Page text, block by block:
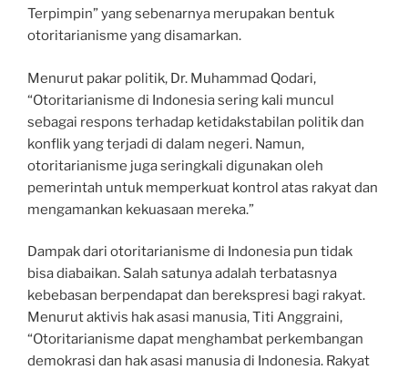
Terpimpin” yang sebenarnya merupakan bentuk
otoritarianisme yang disamarkan.
Menurut pakar politik, Dr. Muhammad Qodari,
“Otoritarianisme di Indonesia sering kali muncul
sebagai respons terhadap ketidakstabilan politik dan
konflik yang terjadi di dalam negeri. Namun,
otoritarianisme juga seringkali digunakan oleh
pemerintah untuk memperkuat kontrol atas rakyat dan
mengamankan kekuasaan mereka.”
Dampak dari otoritarianisme di Indonesia pun tidak
bisa diabaikan. Salah satunya adalah terbatasnya
kebebasan berpendapat dan berekspresi bagi rakyat.
Menurut aktivis hak asasi manusia, Titi Anggraini,
“Otoritarianisme dapat menghambat perkembangan
demokrasi dan hak asasi manusia di Indonesia. Rakyat